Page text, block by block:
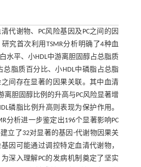
代谢物、PC风险基因及PC之间的因
究首次利用TSMR分析明确了4种血
水平、小HDL中游离胆固醇占总脂质
总脂质百分比、小HDL中磷脂占总脂
之间存在显著的因果关联。其中血清
离胆固醇比例的升高与PC风险显著增
磷脂比例升高则表现为保护作用。
分析进一步鉴定出196个显著影响PC
立了32对显著的基因-代谢物因果关
因可能通过调控特定血清代谢物，
深入理解PC的发病机制奠定了坚实